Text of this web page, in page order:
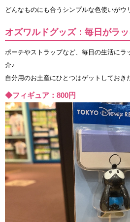
どんなものにも合うシンプルな色使いがウ
オズワルドグッズ：毎日がラッ
ポーチやストラップなど、毎日の生活にラ
介♪
自分用のお土産にひとつはゲットしておき
◆フィギュア：800円